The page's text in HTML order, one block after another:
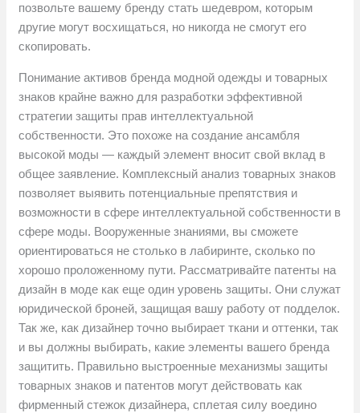
позвольте вашему бренду стать шедевром, которым
другие могут восхищаться, но никогда не смогут его
скопировать.
Понимание активов бренда модной одежды и товарных
знаков крайне важно для разработки эффективной
стратегии защиты прав интеллектуальной
собственности. Это похоже на создание ансамбля
высокой моды — каждый элемент вносит свой вклад в
общее заявление. Комплексный анализ товарных знаков
позволяет выявить потенциальные препятствия и
возможности в сфере интеллектуальной собственности в
сфере моды. Вооруженные знаниями, вы сможете
ориентироваться не столько в лабиринте, сколько по
хорошо проложенному пути. Рассматривайте патенты на
дизайн в моде как еще один уровень защиты. Они служат
юридической броней, защищая вашу работу от подделок.
Так же, как дизайнер точно выбирает ткани и оттенки, так
и вы должны выбирать, какие элементы вашего бренда
защитить. Правильно выстроенные механизмы защиты
товарных знаков и патентов могут действовать как
фирменный стежок дизайнера, сплетая силу воедино